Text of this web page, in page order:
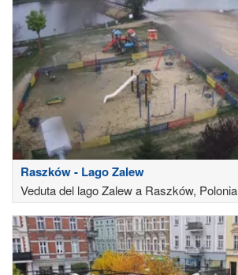
Raszków - Lago Zalew
Veduta del lago Zalew a Raszków, Polonia